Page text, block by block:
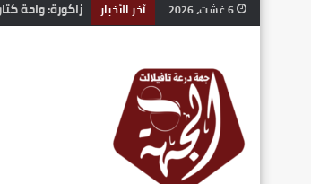
آخر الأخبار سابقة قضائية